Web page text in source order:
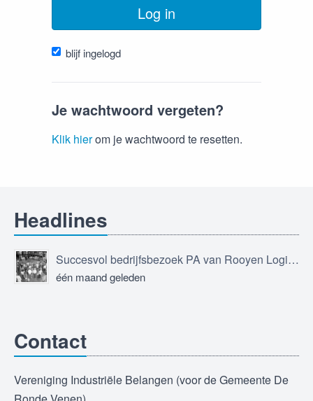
Log in
blijf ingelogd
Je wachtwoord vergeten?
Klik hierom je wachtwoord te resetten.
Headlines
Succesvol bedrijfsbezoek PA van Rooyen Logistics
één maand geleden
Contact
Vereniging Industriële Belangen (voor de Gemeente De